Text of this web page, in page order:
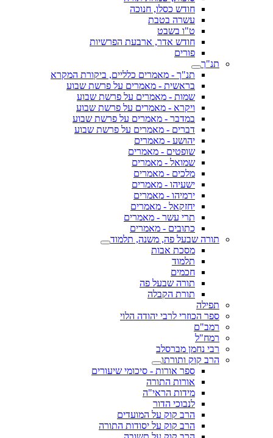
חודש כסלו, חנוכה
עשרה בטבת
ט"ו בשבט
חודש אדר, ארבעת הפרשיות
פורים
תנ"ך
תנ"ך - מאמרים כלליים, ביקורת המקרא
בראשית - מאמרים על פרשת שבוע
שמות - מאמרים על פרשת שבוע
ויקרא - מאמרים על פרשת שבוע
במדבר - מאמרים על פרשת שבוע
דברים - מאמרים על פרשת שבוע
יהושע - מאמרים
שופטים - מאמרים
שמואל - מאמרים
מלכים - מאמרים
ישעיהו - מאמרים
ירמיהו - מאמרים
יחזקאל - מאמרים
תרי עשר - מאמרים
כתובים - מאמרים
תורה שבעל פה, משנה, תלמוד
מסכת אבות
תלמוד
חכמים
תורה שבעל פה
תורת הקבלה
תפילה
ספר הכוזרי לרבי יהודה הלוי
רמב"ם
רמח"ל
רבי נחמן מברסלב
הרב קוק ותורתו
ספר אורות - סיכומי שיעורים
אורות התורה
מידות הראי"ה
לנבוכי הדור
הרב קוק על המועדים
הרב קוק על יסודות התורה